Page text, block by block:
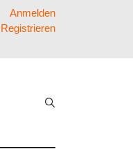
Anmelden
Registrieren